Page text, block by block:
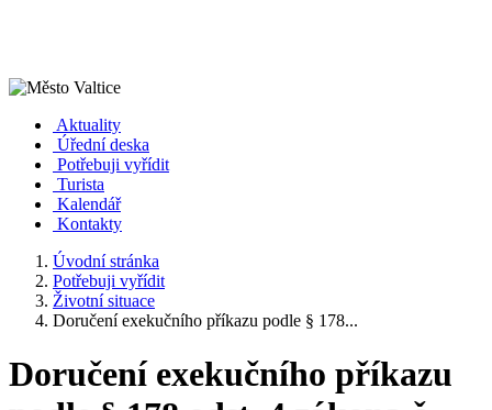
Aktuality
Úřední deska
Potřebuji vyřídit
Turista
Kalendář
Kontakty
Úvodní stránka
Potřebuji vyřídit
Životní situace
Doručení exekučního příkazu podle § 178...
Doručení exekučního příkazu